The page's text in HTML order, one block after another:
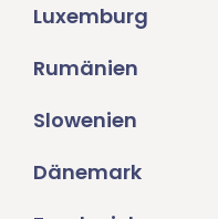
Luxemburg
Rumänien
Slowenien
Dänemark